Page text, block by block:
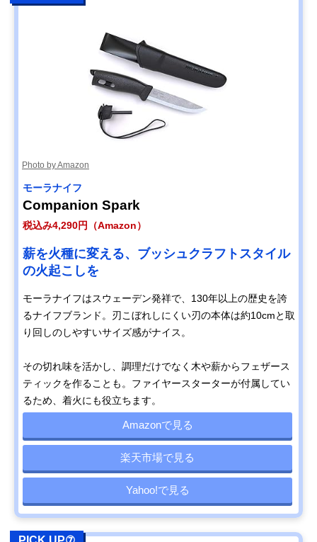
Photo by Amazon
モーラナイフ
Companion Spark
税込み4,290円（Amazon）
薪を火種に変える、ブッシュクラフトスタイル
の火起こしを
モーラナイフはスウェーデン発祥で、130年以上の歴史を誇
るナイフブランド。刃こぼれしにくい刃の本体は約10cmと取
り回しのしやすいサイズ感がナイス。
その切れ味を活かし、調理だけでなく木や薪からフェザース
ティックを作ることも。ファイヤースターターが付属してい
るため、着火にも役立ちます。
Amazonで見る
楽天市場で見る
Yahoo!で見る